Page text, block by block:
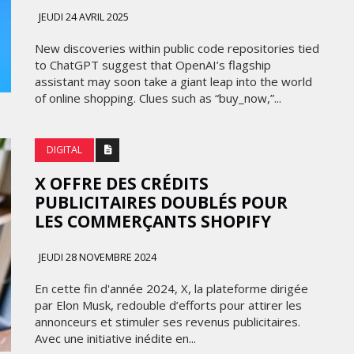
JEUDI 24 AVRIL 2025
New discoveries within public code repositories tied
to ChatGPT suggest that OpenAI’s flagship
assistant may soon take a giant leap into the world
of online shopping. Clues such as “buy_now,”...
DIGITAL
X OFFRE DES CRÉDITS
PUBLICITAIRES DOUBLÉS POUR
LES COMMERÇANTS SHOPIFY
JEUDI 28 NOVEMBRE 2024
En cette fin d'année 2024, X, la plateforme dirigée
par Elon Musk, redouble d’efforts pour attirer les
annonceurs et stimuler ses revenus publicitaires.
Avec une initiative inédite en...
MARDI 27 JANVIER 2026
: IKEA
FOR
EMIRATES CÉLÈBRE L’IDENTITÉ
DES ÉMIRATS AVEC UNE LIVRÉE
SPÉCIALE SUR SES AVIONS
EMBLÉMATIQUES